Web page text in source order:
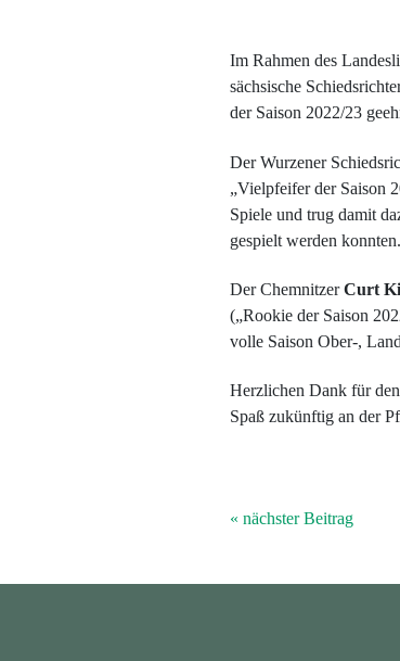
Im Rahmen des
sächsische
der Saison 2022/23
Der Wurzener
„Vielpfeifer der Saison
Spiele und trug damit
gespielt werden konnten.
Der ChemnitzerCurt
(„Rookie der Saison
volle Saison Ober-,
Herzlichen Dank für
Spaß zukünftig an der
« nächster Beitrag